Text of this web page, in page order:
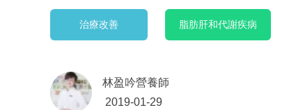
治療改善 脂肪肝和代謝疾病
林盈吟營養師
2019-01-29